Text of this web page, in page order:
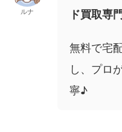
ルナ
ド買取専
無料で宅
し、プロ
寧♪